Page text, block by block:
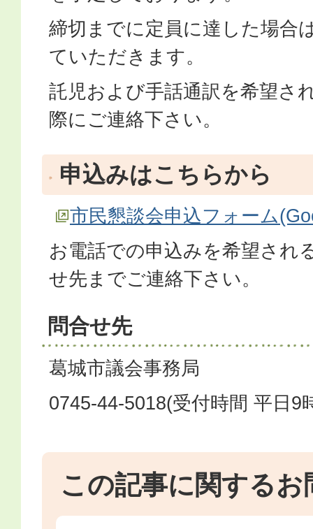
締切までに定員に達した場合
ていただきます。
託児および手話通訳を希望さ
際にご連絡下さい。
申込みはこちらから
市民懇談会申込フォーム
お電話での申込みを希望され
せ先までご連絡下さい。
問合せ先
葛城市議会事務局
0745-44-5018(受付時間 平日9
この記事に関するお